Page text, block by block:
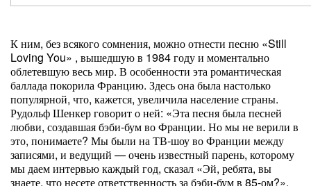
К ним, без всякого сомнения, можно отнести песню «Still
Loving You» , вышедшую в 1984 году и моментально
облетевшую весь мир. В особенности эта романтическая
баллада покорила Францию. Здесь она была настолько
популярной, что, кажется, увеличила население страны.
Рудольф Шенкер говорит о ней: «Эта песня была песней
любви, создавшая бэби-бум во Франции. Но мы не верили в
это, понимаете? Мы были на ТВ-шоу во Франции между
записями, и ведущий — очень известный парень, которому
мы даем интервью каждый год, сказал «Эй, ребята, вы
знаете, что несете ответственность за бэби-бум в 85-ом?».